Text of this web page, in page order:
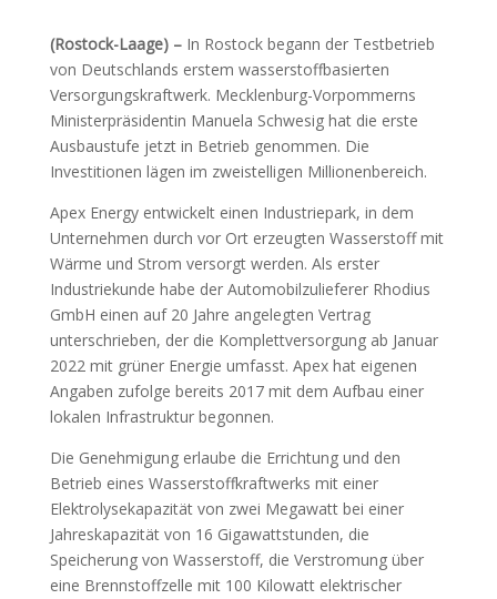
(Rostock-Laage) –In Rostock begann der Testbetrieb
von Deutschlands erstem wasserstoffbasierten
Versorgungskraftwerk. Mecklenburg-Vorpommerns
Ministerpräsidentin Manuela Schwesig hat die erste
Ausbaustufe jetzt in Betrieb genommen. Die
Investitionen lägen im zweistelligen Millionenbereich.
Apex Energy entwickelt einen Industriepark, in dem
Unternehmen durch vor Ort erzeugten Wasserstoff mit
Wärme und Strom versorgt werden. Als erster
Industriekunde habe der Automobilzulieferer Rhodius
GmbH einen auf 20 Jahre angelegten Vertrag
unterschrieben, der die Komplettversorgung ab Januar
2022 mit grüner Energie umfasst. Apex hat eigenen
Angaben zufolge bereits 2017 mit dem Aufbau einer
lokalen Infrastruktur begonnen.
Die Genehmigung erlaube die Errichtung und den
Betrieb eines Wasserstoffkraftwerks mit einer
Elektrolysekapazität von zwei Megawatt bei einer
Jahreskapazität von 16 Gigawattstunden, die
Speicherung von Wasserstoff, die Verstromung über
eine Brennstoffzelle mit 100 Kilowatt elektrischer